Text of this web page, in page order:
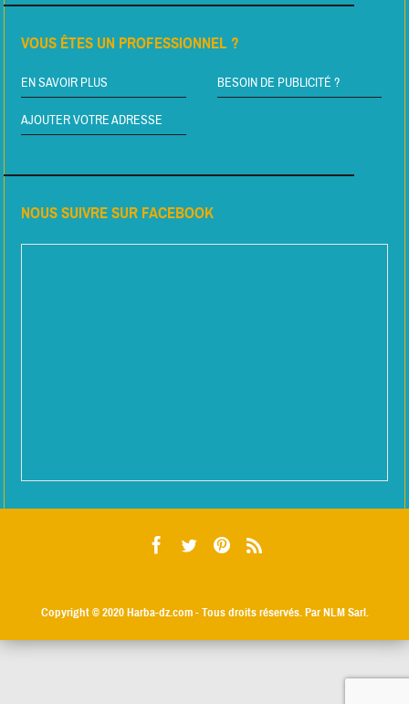
VOUS ÊTES UN PROFESSIONNEL ?
EN SAVOIR PLUS BESOIN DE PUBLICITÉ ?
AJOUTER VOTRE ADRESSE
NOUS SUIVRE SUR FACEBOOK
Copyright © 2020Harba-dz.com- Tous droits réservés. Par NLM Sarl.